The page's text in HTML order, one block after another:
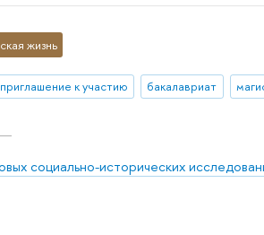
жизнь
приглашение к участию бакалавриат
социально-исторических